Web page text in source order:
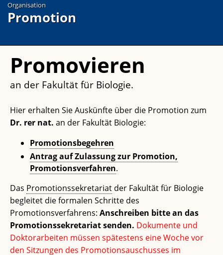
Organisation
Promotion
Promovieren
an der Fakultät für Biologie.
Hier erhalten Sie Auskünfte über die Promotion zum
Dr. rer nat. an der Fakultät Biologie:
Promotionsbegehren
Antrag auf Zulassung zur Promotion,
Promotionsverfahren.
Das Promotionssekretariat der Fakultät für Biologie
begleitet die formalen Schritte des
Promotionsverfahrens: Anschreiben bitte an das
Promotionssekretariat senden. Dokumente und
Doktorarbeiten müssen spätestens eine Woche vor
den Sitzungen des Promotionsauschusses im